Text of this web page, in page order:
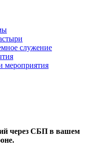
служение
мероприятия
через СБП в вашем